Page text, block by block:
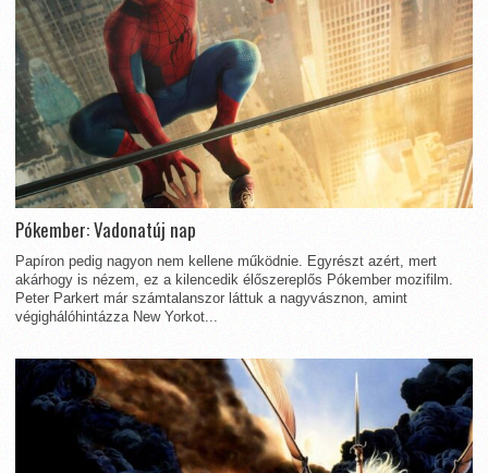
Pókember: Vadonatúj nap
Papíron pedig nagyon nem kellene működnie. Egyrészt azért, mert
akárhogy is nézem, ez a kilencedik élőszereplős Pókember mozifilm.
Peter Parkert már számtalanszor láttuk a nagyvásznon, amint
végighálóhintázza New Yorkot...